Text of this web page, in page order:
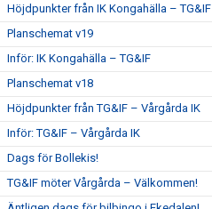
Höjdpunkter från IK Kongahälla – TG&IF
Planschemat v19
Inför: IK Kongahälla – TG&IF
Planschemat v18
Höjdpunkter från TG&IF – Vårgårda IK
Inför: TG&IF – Vårgårda IK
Dags för Bollekis!
TG&IF möter Vårgårda – Välkommen!